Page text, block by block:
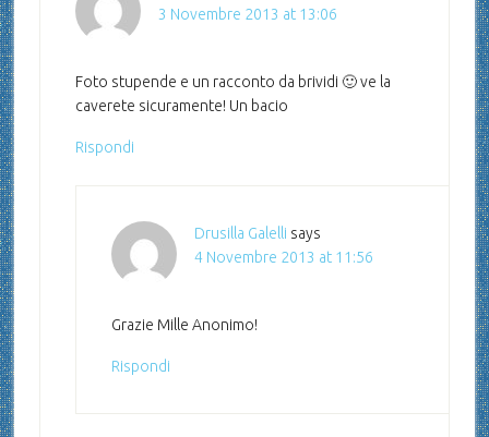
3 Novembre 2013 at 13:06
Foto stupende e un racconto da brividi 🙂 ve la
caverete sicuramente! Un bacio
Rispondi
Drusilla Galelli says
4 Novembre 2013 at 11:56
Grazie Mille Anonimo!
Rispondi